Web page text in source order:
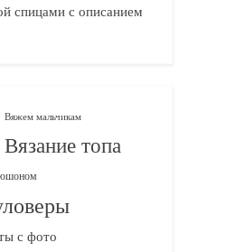
спицами с описанием
Вяжем мальчикам
Вязание топа
с фото